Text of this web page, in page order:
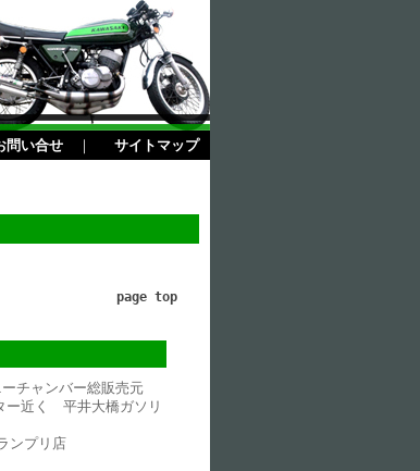
問い合せ ｜ サイトマップ
page top
チャンバー総販売元
ー近く 平井大橋ガソリ
プリ店